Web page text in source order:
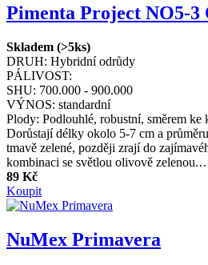
Pimenta Project NO5-3
Skladem (>5ks)
DRUH: Hybridní odrůdy
PÁLIVOST:
SHU: 700.000 - 900.000
VÝNOS: standardní
Plody: Podlouhlé, robustní, směrem ke
Dorůstají délky okolo 5-7 cm a
tmavě zelené, později zrají do
kombinaci se světlou olivově
89 Kč
Koupit
NuMex Primavera